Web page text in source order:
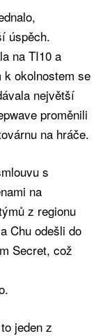
úspěch.
na TI10 a
okolnostem se
největší
proměnili
na hráče.
s
na
z regionu
Chu odešli do
Secret, což
jeden z